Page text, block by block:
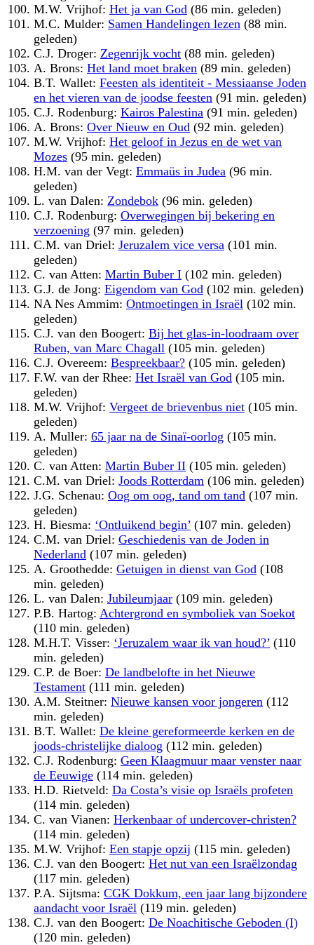
M.W. Vrijhof: Het ja van God (86 min. geleden)
M.C. Mulder: Samen Handelingen lezen (88 min.
geleden)
C.J. Droger: Zegenrijk vocht (88 min. geleden)
A. Brons: Het land moet braken (89 min. geleden)
B.T. Wallet: Feesten als identiteit - Messiaanse Joden
en het vieren van de joodse feesten (91 min. geleden)
C.J. Rodenburg: Kairos Palestina (91 min. geleden)
A. Brons: Over Nieuw en Oud (92 min. geleden)
M.W. Vrijhof: Het geloof in Jezus en de wet van
Mozes (95 min. geleden)
H.M. van der Vegt: Emmaüs in Judea (96 min.
geleden)
L. van Dalen: Zondebok (96 min. geleden)
C.J. Rodenburg: Overwegingen bij bekering en
verzoening (97 min. geleden)
C.M. van Driel: Jeruzalem vice versa (101 min.
geleden)
C. van Atten: Martin Buber I (102 min. geleden)
G.J. de Jong: Eigendom van God (102 min. geleden)
NA Nes Ammim: Ontmoetingen in Israël (102 min.
geleden)
C.J. van den Boogert: Bij het glas-in-loodraam over
Ruben, van Marc Chagall (105 min. geleden)
C.J. Overeem: Bespreekbaar? (105 min. geleden)
F.W. van der Rhee: Het Israël van God (105 min.
geleden)
M.W. Vrijhof: Vergeet de brievenbus niet (105 min.
geleden)
A. Muller: 65 jaar na de Sinaï-oorlog (105 min.
geleden)
C. van Atten: Martin Buber II (105 min. geleden)
C.M. van Driel: Joods Rotterdam (106 min. geleden)
J.G. Schenau: Oog om oog, tand om tand (107 min.
geleden)
H. Biesma: ‘Ontluikend begin’ (107 min. geleden)
C.M. van Driel: Geschiedenis van de Joden in
Nederland (107 min. geleden)
A. Groothedde: Getuigen in dienst van God (108
min. geleden)
L. van Dalen: Jubileumjaar (109 min. geleden)
P.B. Hartog: Achtergrond en symboliek van Soekot
(110 min. geleden)
M.H.T. Visser: ‘Jeruzalem waar ik van houd?’ (110
min. geleden)
C.P. de Boer: De landbelofte in het Nieuwe
Testament (111 min. geleden)
A.M. Steitner: Nieuwe kansen voor jongeren (112
min. geleden)
B.T. Wallet: De kleine gereformeerde kerken en de
joods-christelijke dialoog (112 min. geleden)
C.J. Rodenburg: Geen Klaagmuur maar venster naar
de Eeuwige (114 min. geleden)
H.D. Rietveld: Da Costa’s visie op Israëls profeten
(114 min. geleden)
C. van Vianen: Herkenbaar of undercover-christen?
(114 min. geleden)
M.W. Vrijhof: Een stapje opzij (115 min. geleden)
C.J. van den Boogert: Het nut van een Israëlzondag
(117 min. geleden)
P.A. Sijtsma: CGK Dokkum, een jaar lang bijzondere
aandacht voor Israël (119 min. geleden)
C.J. van den Boogert: De Noachitische Geboden (I)
(120 min. geleden)